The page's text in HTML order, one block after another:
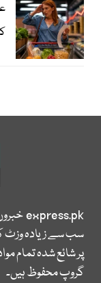
express.pk
سب سے زیادہ وزٹ
پر شائع شدہ تمام
گروپ محفوظ ہیں۔